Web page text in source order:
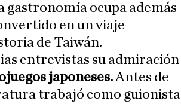
gastronomía ocupa además
en un viaje
de Taiwán.
entrevistas su admiración
japoneses.Antes de
trabajó como guionista